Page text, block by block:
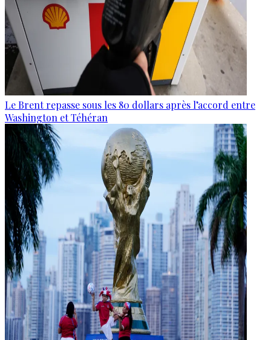
Le Brent repasse sous les 80 dollars après l’accord entre
Washington et Téhéran